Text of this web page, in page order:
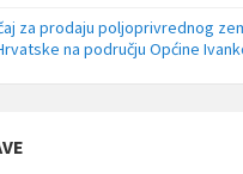
za prodaju poljoprivrednog
na području Općine